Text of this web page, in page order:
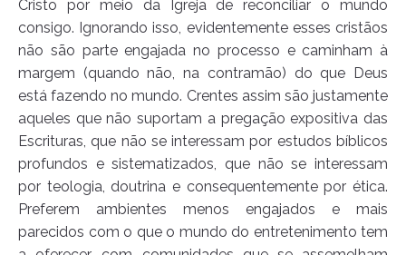
Cristo por meio da Igreja de reconciliar o mundo
consigo. Ignorando isso, evidentemente esses cristãos
não são parte engajada no processo e caminham à
margem (quando não, na contramão) do que Deus
está fazendo no mundo. Crentes assim são justamente
aqueles que não suportam a pregação expositiva das
Escrituras, que não se interessam por estudos bíblicos
profundos e sistematizados, que não se interessam
por teologia, doutrina e consequentemente por ética.
Preferem ambientes menos engajados e mais
parecidos com o que o mundo do entretenimento tem